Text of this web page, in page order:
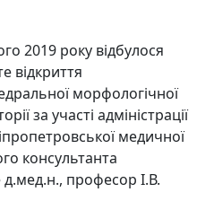
2019 року відбулося
відкриття
морфологічної
за участі адміністрації
медичної
консультанта
д.мед.н., професор І.В.